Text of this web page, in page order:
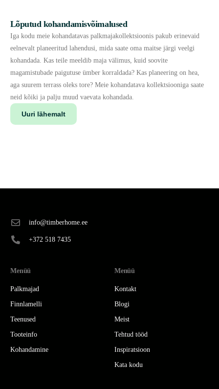
Lõputud kohandamisvõimalused
Iga kodu meie kohandatavas palkmajakollektsioonis pakub erinevaid
eelnevalt planeeritud lahendusi, mida saate oma maitse järgi veelgi
kohandada. Kas teile meeldib maja välimus, kuid soovite
magamistubade paigutuse ümber korraldada? Kas planeering on hea,
aga suurem terrass oleks tore? Meie kohandatava kollektsiooniga saate
neid kõiki ja palju muud vaevata kohandada.
Uuri lähemalt
info@timberhome.ee
+372 518 7435
Menüü
Palkmajad
Finnlamelli
Teenused
Tooteinfo
Kohandamine
Menüü
Kontakt
Blogi
Meist
Tehtud tööd
Inspiratsioon
Kata kodu